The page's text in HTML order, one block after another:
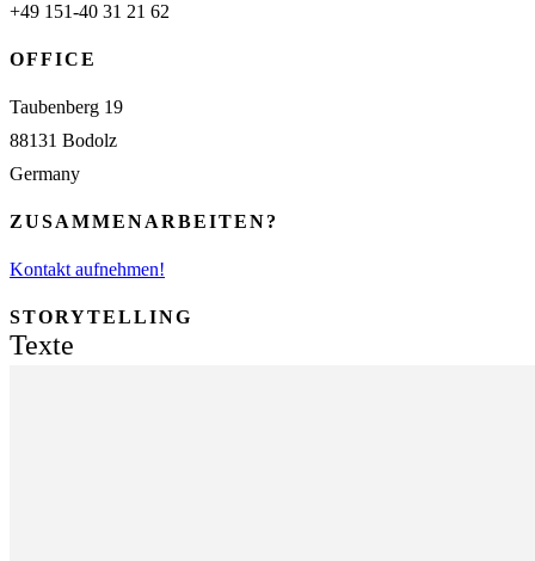
+49 151-40 31 21 62
OFFICE
Taubenberg 19
88131 Bodolz
Germany
ZUSAMMENARBEITEN?
Kontakt aufnehmen!
STORYTELLING
Texte